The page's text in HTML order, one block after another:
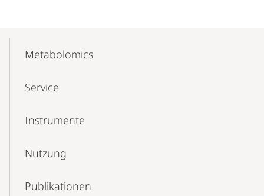
NavigationMetabolomics
Service
Instrumente
Nutzung
Publikationen